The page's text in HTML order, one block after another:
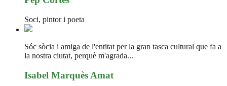
Soci, pintor i poeta
Sóc sòcia i amiga de l'entitat per la gran tasca cultural que fa a
la nostra ciutat, perquè m'agrada...
Isabel Marquès Amat